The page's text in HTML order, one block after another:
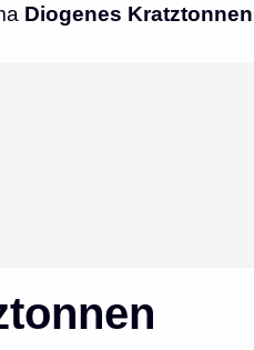
Diogenes Kratztonnen